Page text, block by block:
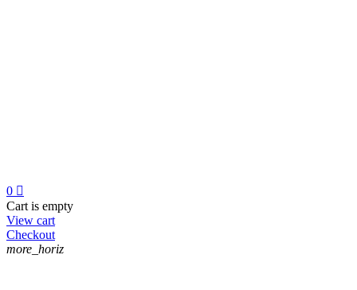
0 
Cart is empty
View cart
Checkout
more_horiz